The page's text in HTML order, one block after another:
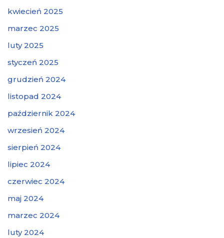
kwiecień 2025
marzec 2025
luty 2025
styczeń 2025
grudzień 2024
listopad 2024
październik 2024
wrzesień 2024
sierpień 2024
lipiec 2024
czerwiec 2024
maj 2024
marzec 2024
luty 2024